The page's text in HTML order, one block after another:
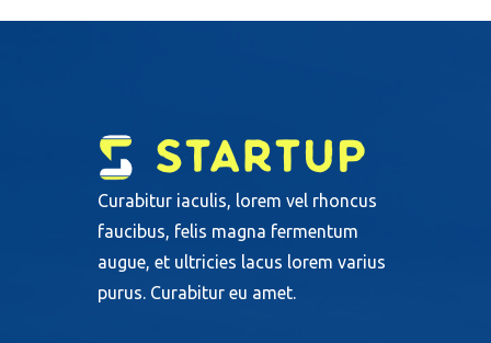
Curabitur iaculis, lorem vel rhoncus
faucibus, felis magna fermentum
augue, et ultricies lacus lorem varius
purus. Curabitur eu amet.